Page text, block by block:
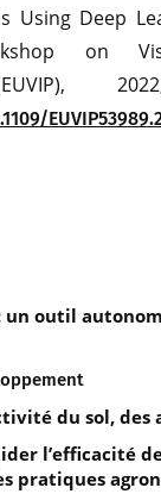
un outil autono
du sol, des
l’efficacité
pratiques
Using Deep
on